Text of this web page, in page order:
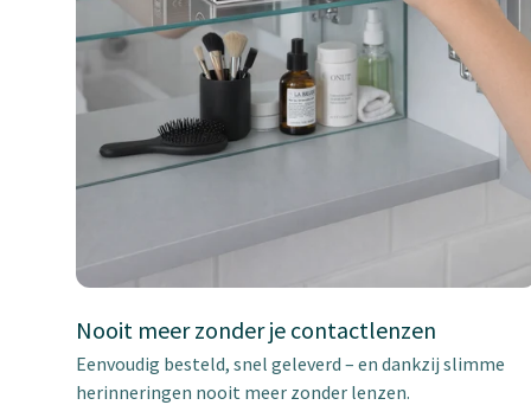
Nooit meer zonder je contactlenzen
Eenvoudig besteld, snel geleverd – en dankzij slimme
herinneringen nooit meer zonder lenzen.